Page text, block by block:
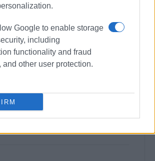
Google to enable storage
including
functionality and fraud
and other user protection.